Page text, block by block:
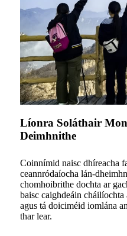
Líonra Soláthair
Deimhnithe
Coinnímid naisc dhíreacha
ceannródaíocha lán-
chomhoibrithe dochta ar
baisc caighdeáin
agus tá doiciméid iomlána
thar lear.